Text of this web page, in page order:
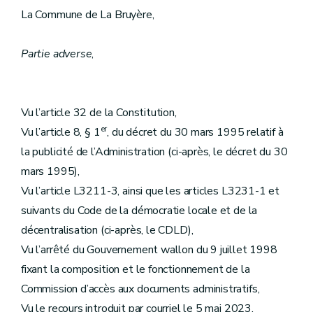
La Commune de La Bruyère,
Partie adverse,
Vu l’article 32 de la Constitution,
Vu l’article 8, § 1er, du décret du 30 mars 1995 relatif à
la publicité de l’Administration (ci-après, le décret du 30
mars 1995),
Vu l’article L3211-3, ainsi que les articles L3231-1 et
suivants du Code de la démocratie locale et de la
décentralisation (ci-après, le CDLD),
Vu l’arrêté du Gouvernement wallon du 9 juillet 1998
fixant la composition et le fonctionnement de la
Commission d’accès aux documents administratifs,
Vu le recours introduit par courriel le 5 mai 2023,